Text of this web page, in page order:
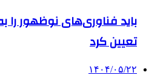
باید فناوری‌های نوظهور را
تعیین کرد
۱۴۰۴/۰۵/۲۲